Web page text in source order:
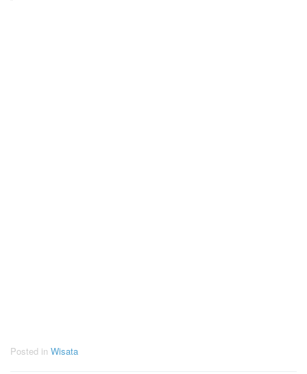
Posted in Wisata